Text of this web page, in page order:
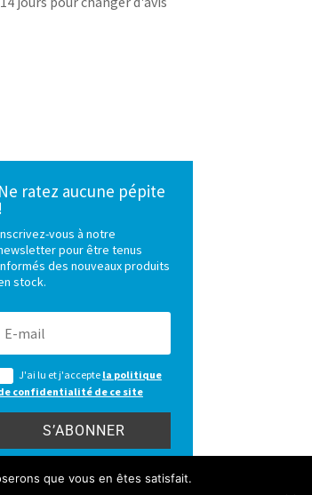
Ne ratez aucune pépite
!
vous à notre
pour être tenus
des nouveaux produits
stock.
J'ai lu et j'accepte la politique
confidentialité de ce site
S’ABONNER
que vous en êtes satisfait.